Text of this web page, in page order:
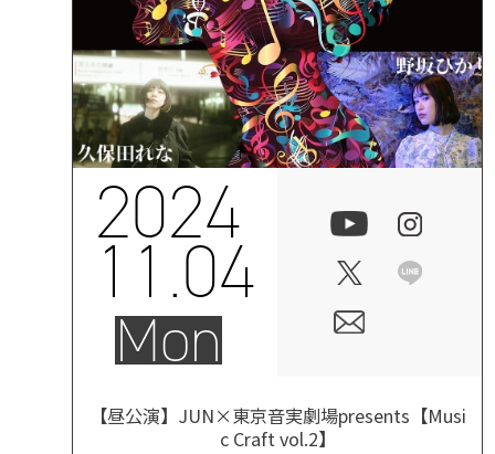
2024
11.04
Mon
【昼公演】JUN×東京音実劇場presents【Musi
c Craft vol.2】